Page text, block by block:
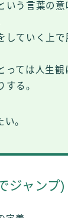
いう言葉の意
していく上
っては人生観
する。
。
ジャンプ)